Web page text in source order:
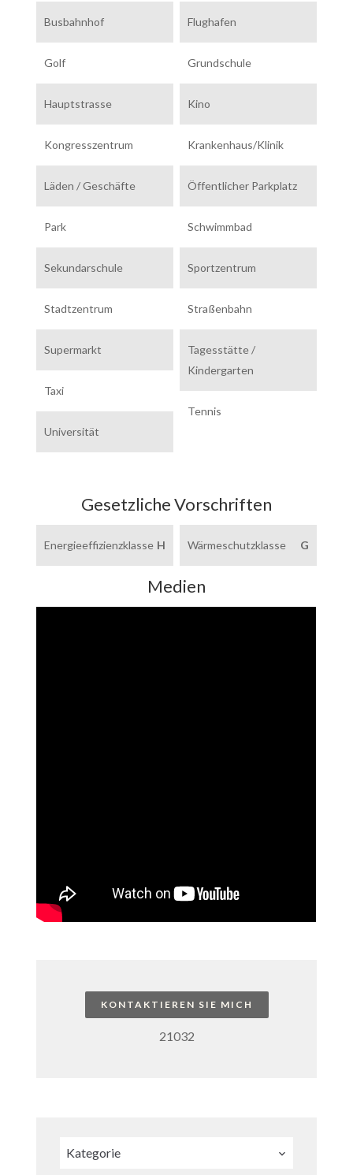
Busbahnhof Flughafen
Golf Grundschule
Hauptstrasse Kino
Kongresszentrum Krankenhaus/Klinik
Läden / Geschäfte Öffentlicher Parkplatz
Park Schwimmbad
Sekundarschule Sportzentrum
Stadtzentrum Straßenbahn
Supermarkt
Tagesstätte /
Kindergarten
Taxi
Tennis
Universität
Gesetzliche Vorschriften
Energieeffizienzklasse H Wärmeschutzklasse G
Medien
KONTAKTIEREN SIE MICH
21032
Kategorie